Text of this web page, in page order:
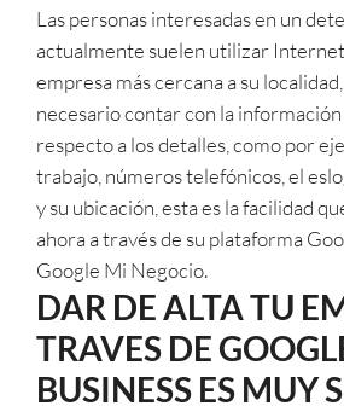
Las personas interesadas en un
actualmente suelen utilizar
empresa más cercana a su
necesario contar con la
respecto a los detalles, como por
trabajo, números telefónicos, el
y su ubicación, esta es la facilidad
ahora a través de su plataforma
Google Mi Negocio.
DAR DE ALTA TU
TRAVES DE
BUSINESS ES MUY